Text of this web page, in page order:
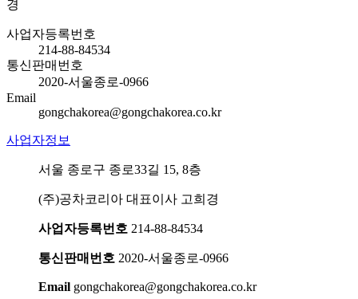
경
사업자등록번호
214-88-84534
통신판매번호
2020-서울종로-0966
Email
gongchakorea@gongchakorea.co.kr
사업자정보
서울 종로구 종로33길 15, 8층
(주)공차코리아 대표이사 고희경
사업자등록번호 214-88-84534
통신판매번호 2020-서울종로-0966
Email gongchakorea@gongchakorea.co.kr